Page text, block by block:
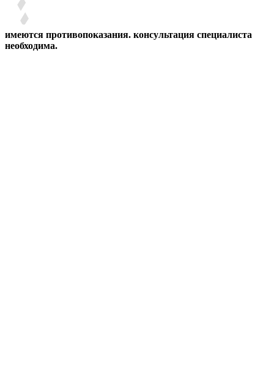
имеются противопоказания. консультация специалиста
необходима.